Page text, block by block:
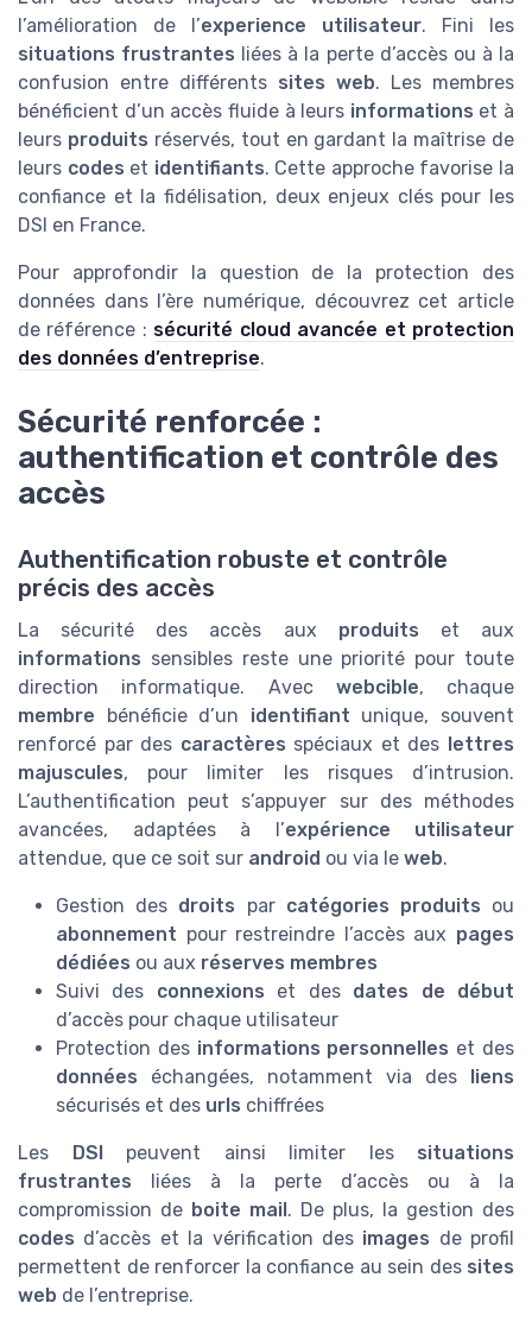
l’amélioration de l’experience utilisateur. Fini les
situations frustrantes liées à la perte d’accès ou à la
confusion entre différents sites web. Les membres
bénéficient d’un accès fluide à leurs informations et à
leurs produits réservés, tout en gardant la maîtrise de
leurs codes et identifiants. Cette approche favorise la
confiance et la fidélisation, deux enjeux clés pour les
DSI en France.
Pour approfondir la question de la protection des
données dans l’ère numérique, découvrez cet article
de référence : sécurité cloud avancée et protection
des données d’entreprise.
Sécurité renforcée :
authentification et contrôle des
accès
Authentification robuste et contrôle
précis des accès
La sécurité des accès aux produits et aux
informations sensibles reste une priorité pour toute
direction informatique. Avec webcible, chaque
membre bénéficie d’un identifiant unique, souvent
renforcé par des caractères spéciaux et des lettres
majuscules, pour limiter les risques d’intrusion.
L’authentification peut s’appuyer sur des méthodes
avancées, adaptées à l’expérience utilisateur
attendue, que ce soit sur android ou via le web.
Gestion des droits par catégories produits ou
abonnement pour restreindre l’accès aux pages
dédiées ou aux réserves membres
Suivi des connexions et des dates de début
d’accès pour chaque utilisateur
Protection des informations personnelles et des
données échangées, notamment via des liens
sécurisés et des urls chiffrées
Les DSIpeuvent ainsi limiter les situations
frustrantes liées à la perte d’accès ou à la
compromission de boite mail. De plus, la gestion des
codes d’accès et la vérification des images de profil
permettent de renforcer la confiance au sein des sites
web de l’entreprise.